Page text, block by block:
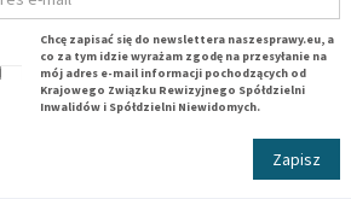
Chcę zapisać się do newslettera naszesprawy.eu, a
co za tym idzie wyrażam zgodę na przesyłanie na
mój adres e-mail informacji pochodzących od
Krajowego Związku Rewizyjnego Spółdzielni
Inwalidów i Spółdzielni Niewidomych.
Zapisz